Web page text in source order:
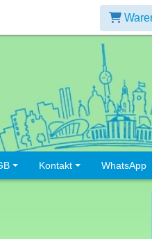
Kontakt WhatsApp